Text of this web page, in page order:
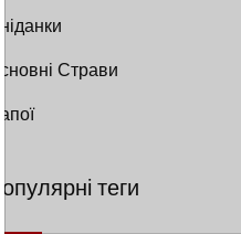
Сніданки
Основні Страви
Напої
Популярні теги